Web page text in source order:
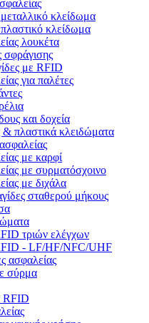
κλείδωμα
κλείδωμα
λουκέτα
σφράγισης
με RFID
για παλέτες
και δοχεία
πλαστικά κλειδώματα
με καρφί
με συρματόσχοινο
με διχάλα
σταθερού μήκους
τριών ελέγχων
- LF/HF/NFC/UHF
ασφαλείας
σύρμα
RFID